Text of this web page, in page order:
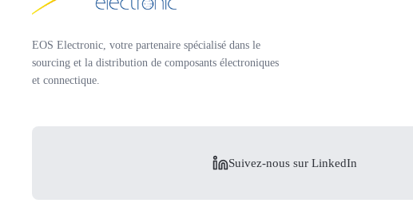
EOS Electronic, votre partenaire spécialisé dans le
sourcing et la distribution de composants électroniques
et connectique.
Suivez-nous sur LinkedIn